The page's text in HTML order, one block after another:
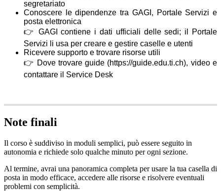
segretariato
Conoscere le dipendenze tra GAGI, Portale Servizi e
posta elettronica
👉
GAGI contiene i dati ufficiali delle sedi; il Portale
Servizi li usa per creare e gestire caselle e utenti
Ricevere supporto e trovare risorse utili
👉 Dove trovare guide (https://guide.edu.ti.ch), video e
contattare il Service Desk
Note finali
Il corso è suddiviso in moduli semplici, può essere seguito in
autonomia e richiede solo qualche minuto per ogni sezione.
Al termine, avrai una panoramica completa per usare la tua casella di
posta in modo efficace, accedere alle risorse e risolvere eventuali
problemi con semplicità.